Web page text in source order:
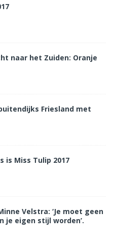
naar het Zuiden: Oranje
Friesland met
is Miss Tulip 2017
Velstra: ‘Je moet geen
je eigen stijl worden’.